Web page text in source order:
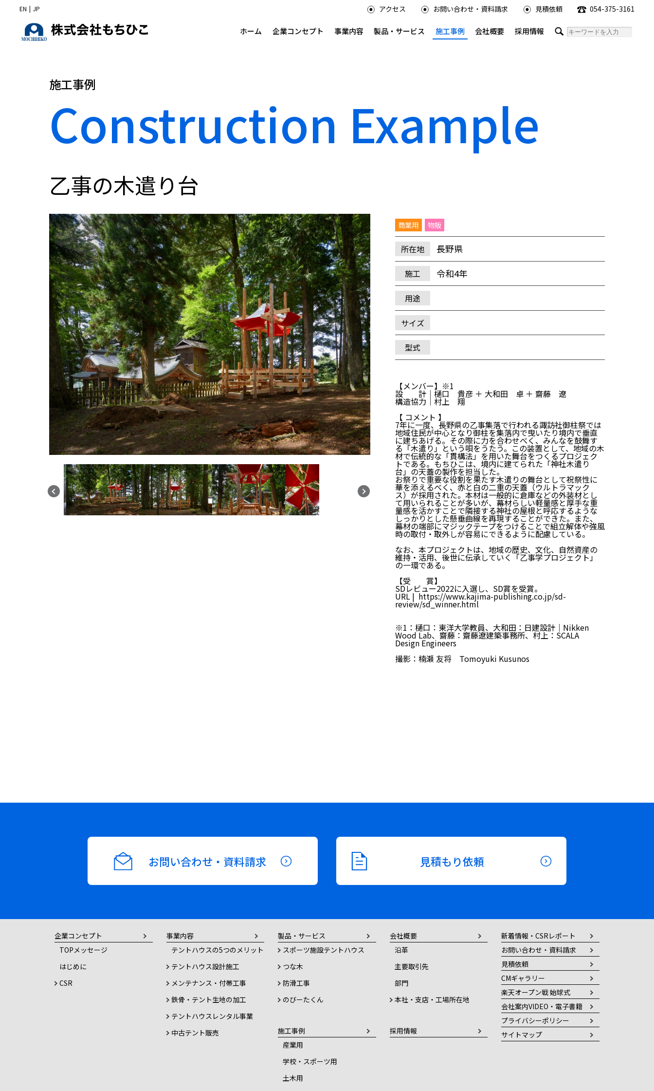
EN | JP アクセス お問い合わせ・資料請求 見積依頼 054-375-3161
ホーム 企業コンセプト 事業内容 製品・サービス 施工事例 会社概要 採用情報
施工事例
Construction Example
乙事の木遣り台
商業用 物販
所在地 長野県
施工 令和4年
用途
サイズ
型式
【メンバー】※1
設 計｜樋口 貴彦 ＋ 大和田 卓 ＋ 齋藤 遼
構造協力｜村上 翔
【 コメント 】
7年に一度、長野県の乙事集落で行われる諏訪社御柱祭では
地域住民が中心となり御柱を集落内で曳いたり境内で垂直
に建ちあげる。その際に力を合わせべく、みんなを鼓舞す
る「木遣り」という唄をうたう。この装置として、地域の木
材で伝統的な 「貫構法」を用いた舞台をつくるプロジェク
トである。もちひこは、境内に建てられた「神社木遣り
台」の天蓋の製作を担当した。
お祭りで重要な役割を果たす木遣りの舞台として祝祭性に
華を添えるべく、赤と白の二重の天蓋（ウルトラマック
ス）が採用された。本材は一般的に倉庫などの外装材とし
て用いられることが多いが、幕材らしい軽量感と厚手な重
量感を活かすことで隣接する神社の屋根と呼応するような
しっかりとした懸垂曲線を再現することができた。また、
幕材の端部にマジックテープをつけることで組立解体や強風
時の取付・取外しが容易にできるように配慮している。
なお、本プロジェクトは、地域の歴史、文化、自然資産の
維持・活用、後世に伝承していく「乙事学プロジェクト」
の一環である。
【受 賞】
SDレビュー2022に入選し、SD賞を受賞。
URL |https://www.kajima-publishing.co.jp/sd-
review/sd_winner.html
※1：樋口：東洋大学教員、大和田：日建設計｜Nikken
Wood Lab、齋藤：齋藤遼建築事務所、村上：SCALA
Design Engineers
撮影：楠瀬 友将 Tomoyuki Kusunos
お問い合わせ・資料請求 見積もり依頼
企業コンセプト
TOPメッセージ
はじめに
CSR
事業内容
テントハウスの5つのメリット
テントハウス設計施工
メンテナンス・付帯工事
鉄骨・テント生地の加工
テントハウスレンタル事業
中古テント販売
製品・サービス
スポーツ施設テントハウス
つな木
防滑工事
のびーたくん
施工事例
産業用
学校・スポーツ用
土木用
会社概要
沿革
主要取引先
部門
本社・支店・工場所在地
採用情報
新着情報・CSRレポート
お問い合わせ・資料請求
見積依頼
CMギャラリー
楽天オープン戦 始球式
会社案内VIDEO・電子書籍
プライバシーポリシー
サイトマップ